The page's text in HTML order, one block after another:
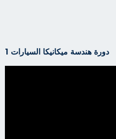
دورة هندسة ميكانيكا السيارات 1